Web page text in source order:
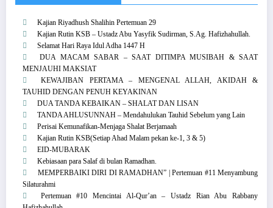
Kajian Riyadhush Shalihin Pertemuan 29
Kajian Rutin KSB – Ustadz Abu Yasyfik Sudirman, S.Ag. Hafizhahullah.
Selamat Hari Raya Idul Adha 1447 H
DUA MACAM SABAR – SAAT DITIMPA MUSIBAH & SAAT
MENJAUHI MAKSIAT
KEWAJIBAN PERTAMA – MENGENAL ALLAH, AKIDAH &
TAUHID DENGAN PENUH KEYAKINAN
DUA TANDA KEBAIKAN – SHALAT DAN LISAN
TANDA AHLUSUNNAH – Mendahulukan Tauhid Sebelum yang Lain
Perisai Kemunafikan-Menjaga Shalat Berjamaah
Kajian Rutin KSB(Setiap Ahad Malam pekan ke-1, 3 & 5)
EID-MUBARAK
Kebiasaan para Salaf di bulan Ramadhan.
MEMPERBAIKI DIRI DI RAMADHAN” | Pertemuan #11 Menyambung
Silaturahmi
Pertemuan #10 Mencintai Al-Qur’an – Ustadz Rian Abu Rabbany